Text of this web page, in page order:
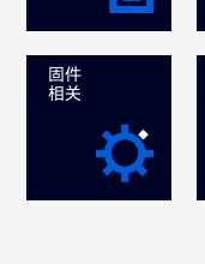
固件
相关